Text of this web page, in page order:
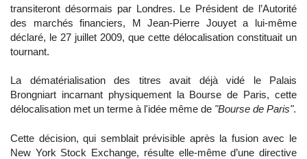
transiteront désormais par Londres. Le Président de l’Autorité
des marchés financiers, M Jean-Pierre Jouyet a lui-même
déclaré, le 27 juillet 2009, que cette délocalisation constituait un
tournant.
La dématérialisation des titres avait déjà vidé le Palais
Brongniart incarnant physiquement la Bourse de Paris, cette
délocalisation met un terme à l'idée même de "Bourse de Paris".
Cette décision, qui semblait prévisible après la fusion avec le
New York Stock Exchange, résulte elle-même d’une directive